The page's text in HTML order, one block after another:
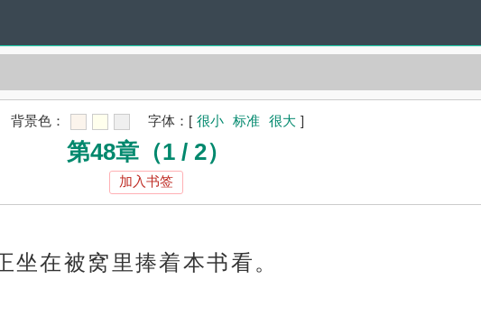
背景色： 字体： [ 很小 标准 很大 ]
第48章（1 / 2）
加入书签
在被窝里捧着本书看。